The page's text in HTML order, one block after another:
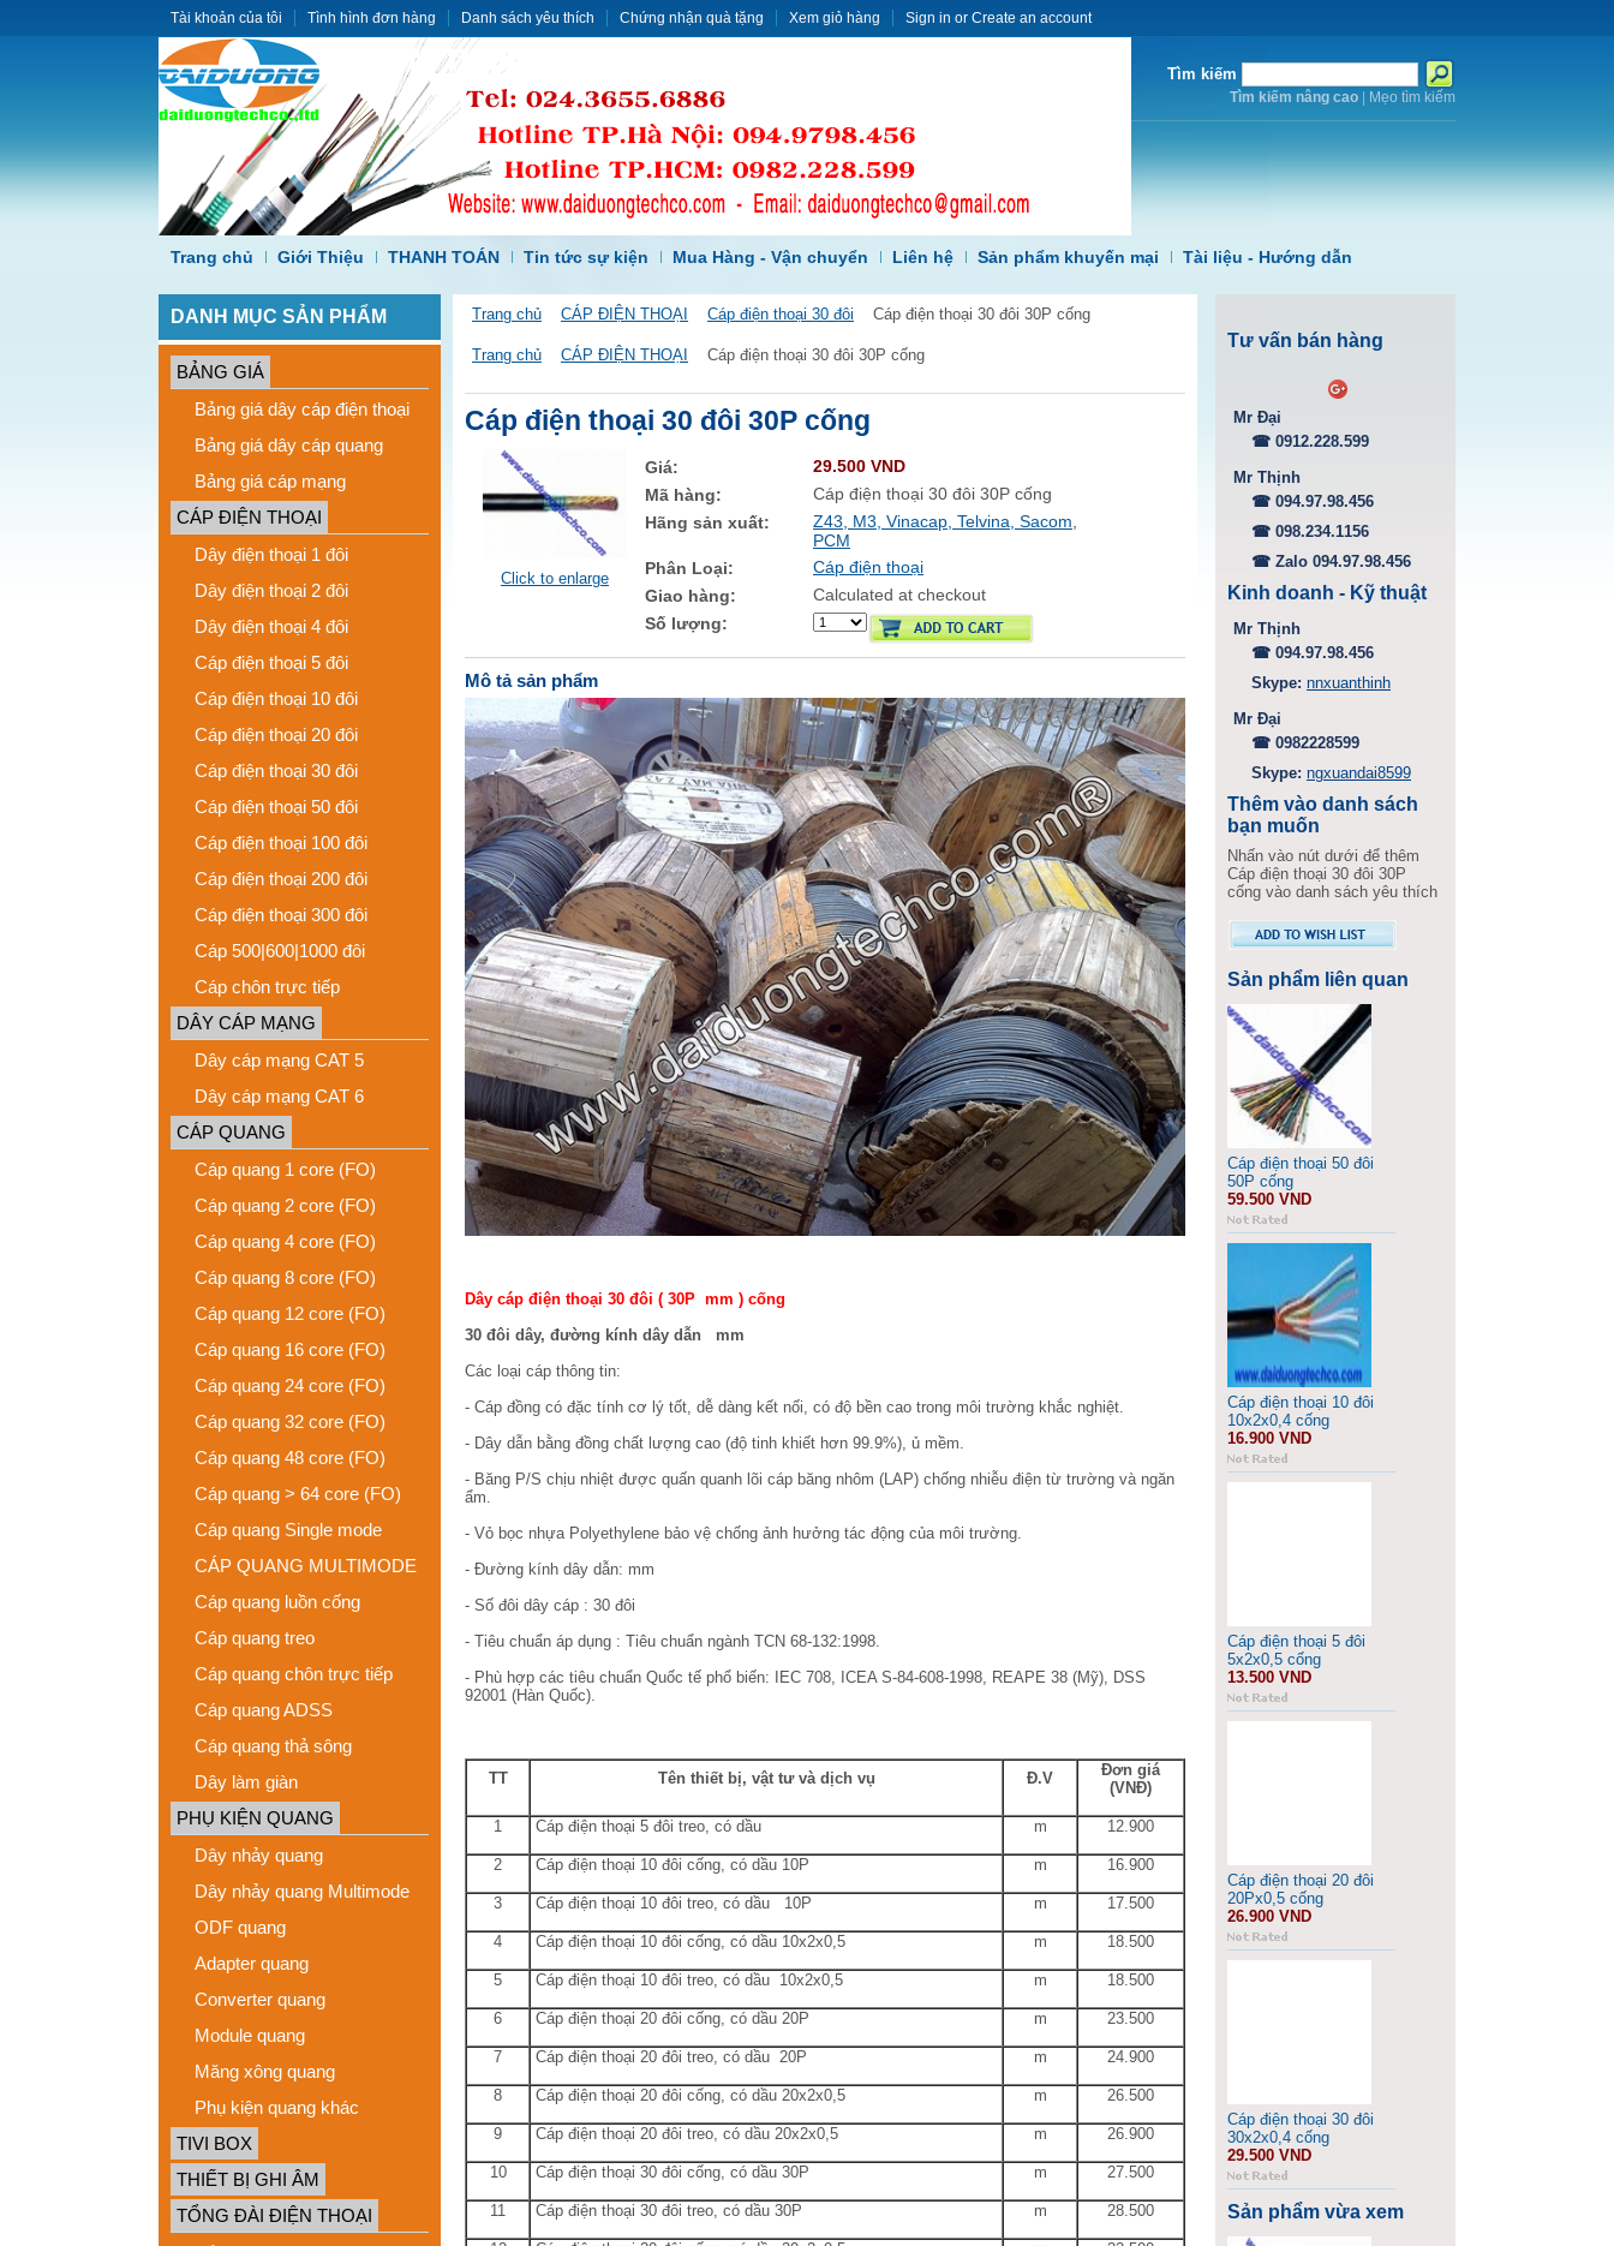
Tài khoản của tôi Tình hình đơn hàng Danh sách yêu thích Chứng nhận quà tặng Xem giỏ hàng Sign in or Create an account
Tìm kiếm
Tìm kiếm nâng cao Mẹo tìm kiếm
Trang chủ Giới Thiệu THANH TOÁN Tin tức sự kiện Mua Hàng - Vận chuyển Liên hệ Sản phẩm khuyến mại Tài liệu - Hướng dẫn
DANH MỤC SẢN PHẨM
BẢNG GIÁ
Bảng giá dây cáp điện thoại
Bảng giá dây cáp quang
Bảng giá cáp mạng
CÁP ĐIỆN THOẠI
Dây điện thoại 1 đôi
Dây điện thoại 2 đôi
Dây điện thoại 4 đôi
Cáp điện thoại 5 đôi
Cáp điện thoại 10 đôi
Cáp điện thoại 20 đôi
Cáp điện thoại 30 đôi
Cáp điện thoại 50 đôi
Cáp điện thoại 100 đôi
Cáp điện thoại 200 đôi
Cáp điện thoại 300 đôi
Cáp 500|600|1000 đôi
Cáp chôn trực tiếp
DÂY CÁP MẠNG
Dây cáp mạng CAT 5
Dây cáp mạng CAT 6
CÁP QUANG
Cáp quang 1 core (FO)
Cáp quang 2 core (FO)
Cáp quang 4 core (FO)
Cáp quang 8 core (FO)
Cáp quang 12 core (FO)
Cáp quang 16 core (FO)
Cáp quang 24 core (FO)
Cáp quang 32 core (FO)
Cáp quang 48 core (FO)
Cáp quang > 64 core (FO)
Cáp quang Single mode
CÁP QUANG MULTIMODE
Cáp quang luồn cống
Cáp quang treo
Cáp quang chôn trực tiếp
Cáp quang ADSS
Cáp quang thả sông
Dây làm giàn
PHỤ KIỆN QUANG
Dây nhảy quang
Dây nhảy quang Multimode
ODF quang
Adapter quang
Converter quang
Module quang
Măng xông quang
Phụ kiện quang khác
TIVI BOX
THIẾT BỊ GHI ÂM
TỔNG ĐÀI ĐIỆN THOẠI
Trang chủ CÁP ĐIỆN THOẠI Cáp điện thoại 30 đôi Cáp điện thoại 30 đôi 30P cống
Trang chủ CÁP ĐIỆN THOẠI Cáp điện thoại 30 đôi 30P cống
Cáp điện thoại 30 đôi 30P cống
Click to enlarge
Giá:
29.500 VND
Mã hàng:
Cáp điện thoại 30 đôi 30P cống
Hãng sản xuất:
Z43, M3, Vinacap, Telvina, Sacom,
PCM
Phân Loại:
Cáp điện thoại
Giao hàng:
Calculated at checkout
Số lượng:
Mô tả sản phẩm
Dây cáp điện thoại 30 đôi ( 30P mm ) cống
30 đôi dây, đường kính dây dẫn mm
Các loại cáp thông tin:
- Cáp đồng có đặc tính cơ lý tốt, dễ dàng kết nối, có độ bền cao trong môi trường khắc nghiệt.
- Dây dẫn bằng đồng chất lượng cao (độ tinh khiết hơn 99.9%), ủ mềm.
- Băng P/S chịu nhiệt được quấn quanh lõi cáp băng nhôm (LAP) chống nhiễu điện từ trường và ngăn
ẩm.
- Vỏ bọc nhựa Polyethylene bảo vệ chống ảnh hưởng tác động của môi trường.
- Đường kính dây dẫn: mm
- Số đôi dây cáp : 30 đôi
- Tiêu chuẩn áp dụng : Tiêu chuẩn ngành TCN 68-132:1998.
- Phù hợp các tiêu chuẩn Quốc tế phổ biến: IEC 708, ICEA S-84-608-1998, REAPE 38 (Mỹ), DSS
92001 (Hàn Quốc).
TT Tên thiết bị, vật tư và dịch vụ Đ.V
Đơn giá
(VNĐ)
1 Cáp điện thoại 5 đôi treo, có dầu m 12.900
2 Cáp điện thoại 10 đôi cống, có dầu 10P m 16.900
3 Cáp điện thoại 10 đôi treo, có dầu 10P m 17.500
4 Cáp điện thoại 10 đôi cống, có dầu 10x2x0,5 m 18.500
5 Cáp điện thoại 10 đôi treo, có dầu 10x2x0,5 m 18.500
6 Cáp điện thoại 20 đôi cống, có dầu 20P m 23.500
7 Cáp điện thoại 20 đôi treo, có dầu 20P m 24.900
8 Cáp điện thoại 20 đôi cống, có dầu 20x2x0,5 m 26.500
9 Cáp điện thoại 20 đôi treo, có dầu 20x2x0,5 m 26.900
10 Cáp điện thoại 30 đôi cống, có dầu 30P m 27.500
11 Cáp điện thoại 30 đôi treo, có dầu 30P m 28.500
Tư vấn bán hàng
Mr Đại
☎ 0912.228.599
Mr Thịnh
☎ 094.97.98.456
☎ 098.234.1156
☎ Zalo 094.97.98.456
Kinh doanh - Kỹ thuật
Mr Thịnh
☎ 094.97.98.456
Skype: nnxuanthinh
Mr Đại
☎ 0982228599
Skype: ngxuandai8599
Thêm vào danh sách
bạn muốn
Nhấn vào nút dưới để thêm
Cáp điện thoại 30 đôi 30P
cống vào danh sách yêu thích
Sản phẩm liên quan
Cáp điện thoại 50 đôi
50P cống
59.500 VND
Cáp điện thoại 10 đôi
10x2x0,4 cống
16.900 VND
Cáp điện thoại 5 đôi
5x2x0,5 cống
13.500 VND
Cáp điện thoại 20 đôi
20Px0,5 cống
26.900 VND
Cáp điện thoại 30 đôi
30x2x0,4 cống
29.500 VND
Sản phẩm vừa xem